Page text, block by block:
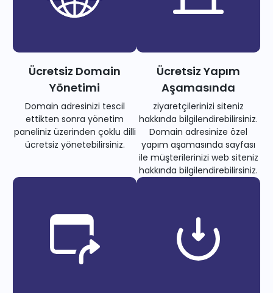
Ücretsiz Domain
Yönetimi
Domain adresinizi tescil
ettikten sonra yönetim
paneliniz üzerinden çoklu dilli
ücretsiz yönetebilirsiniz.
Ücretsiz Yapım
Aşamasında
ziyaretçilerinizi siteniz
hakkında bilgilendirebilirsiniz.
Domain adresinize özel
yapım aşamasında sayfası
ile müşterilerinizi web siteniz
hakkında bilgilendirebilirsiniz.